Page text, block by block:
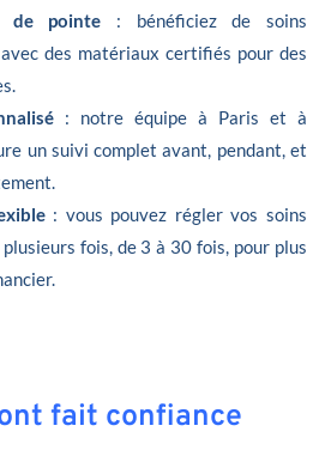
de pointe : bénéficiez de soins
avec des matériaux certifiés pour des
: notre équipe à Paris et à
un suivi complet avant, pendant, et
: vous pouvez régler vos soins
fois, de 3 à 30 fois, pour plus
fait confiance